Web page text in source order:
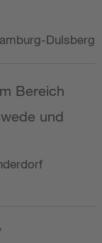
Dulsberg
Bereich
und